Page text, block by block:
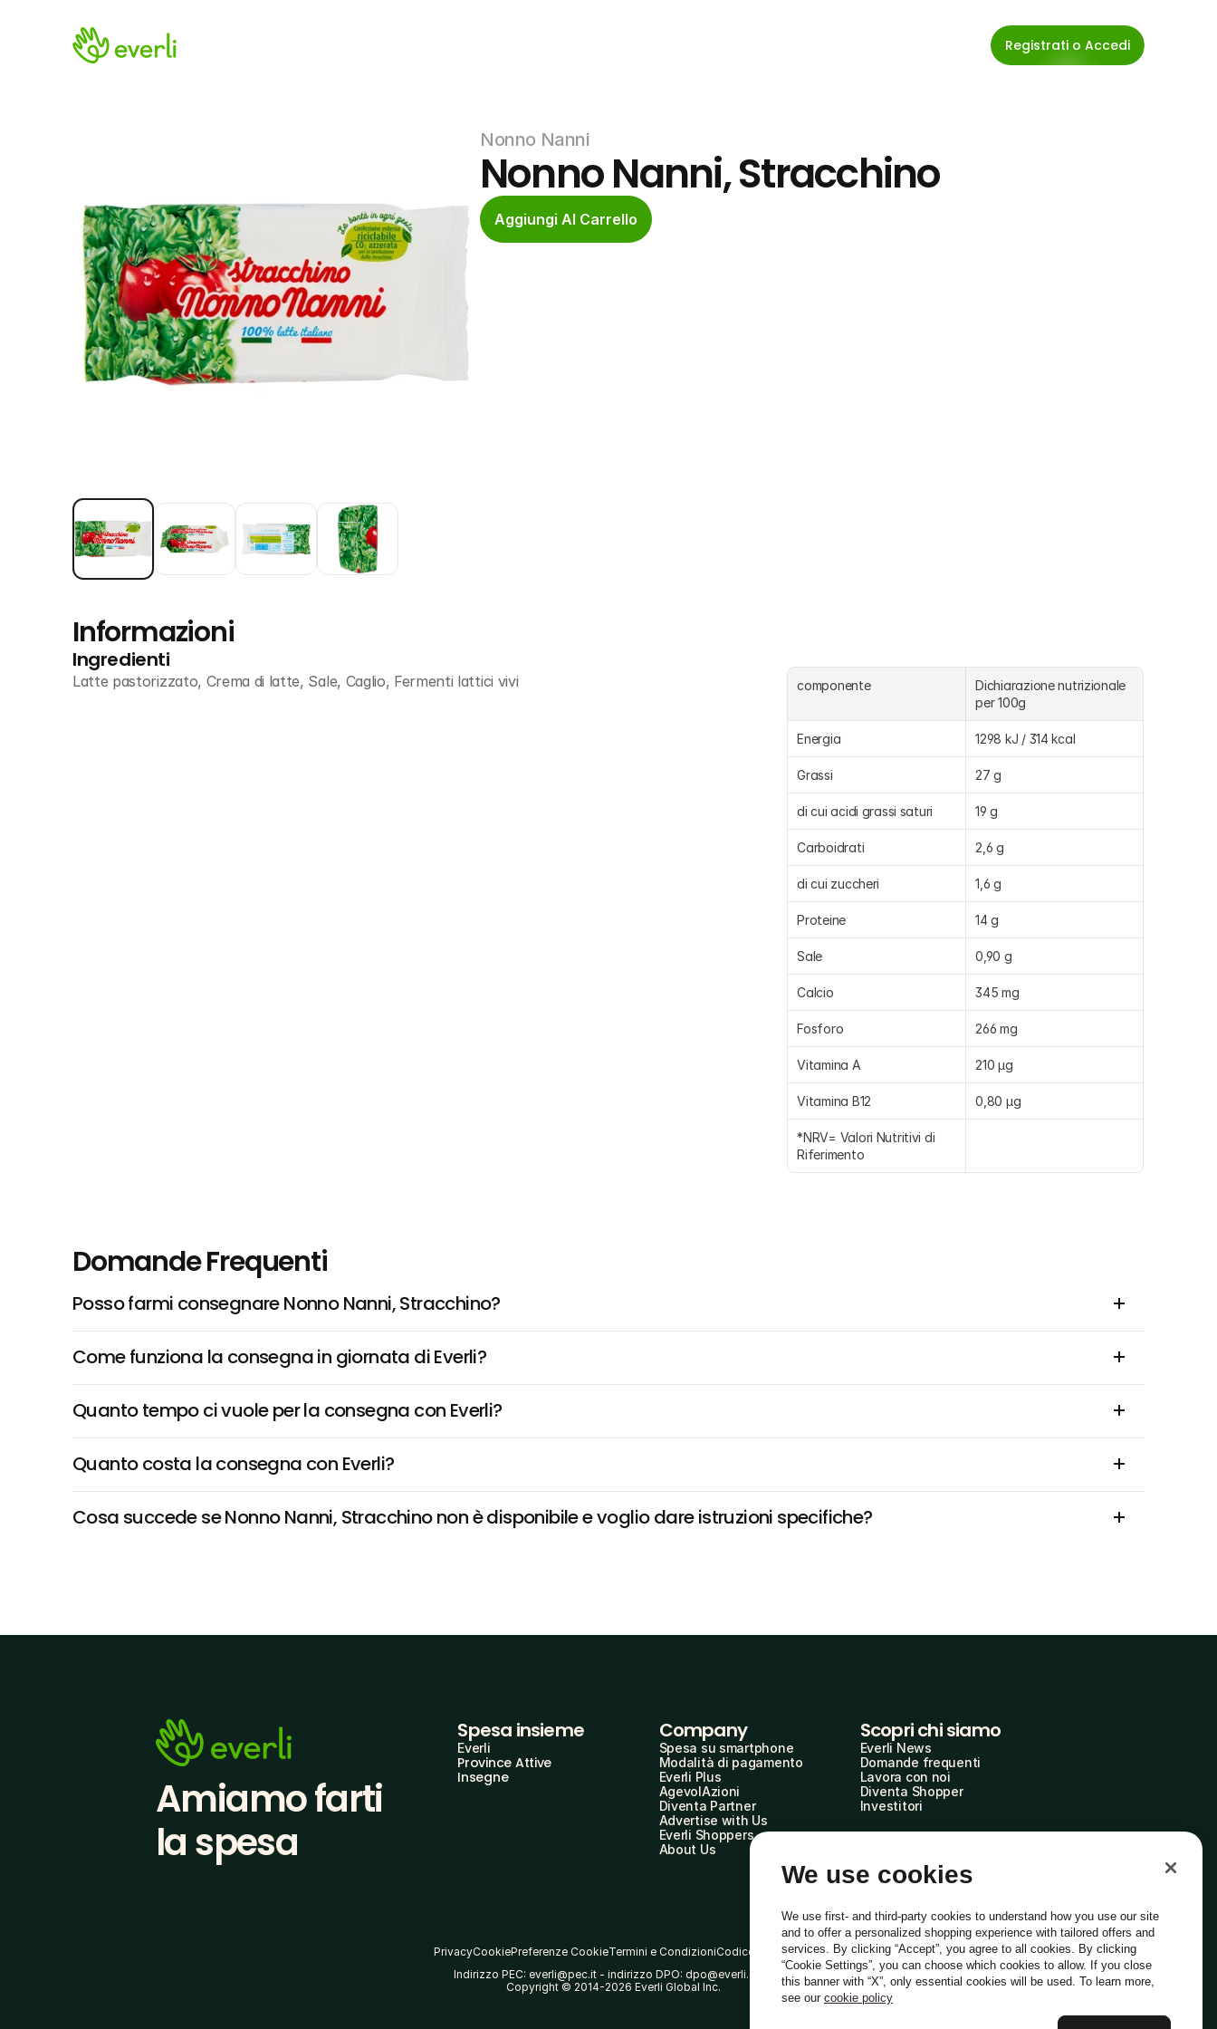
Registrati o Accedi
Nonno Nanni
Nonno Nanni, Stracchino
Aggiungi Al Carrello
Informazioni
Ingredienti
Latte pastorizzato, Crema di latte, Sale, Caglio, Fermenti lattici vivi componente
Dichiarazione nutrizionale
per 100g
Energia 1298 kJ / 314 kcal
Grassi 27 g
di cui acidi grassi saturi 19 g
Carboidrati 2,6 g
di cui zuccheri 1,6 g
Proteine 14 g
Sale 0,90 g
Calcio 345 mg
Fosforo 266 mg
Vitamina A 210 µg
Vitamina B12 0,80 µg
*NRV= Valori Nutritivi di
Riferimento
Domande Frequenti
Posso farmi consegnare Nonno Nanni, Stracchino?
Come funziona la consegna in giornata di Everli?
Quanto tempo ci vuole per la consegna con Everli?
Quanto costa la consegna con Everli?
Cosa succede se Nonno Nanni, Stracchino non è disponibile e voglio dare istruzioni specifiche?
Amiamo farti
la spesa
Spesa insieme
Everli
Province Attive
Insegne
Company
Spesa su smartphone
Modalità di pagamento
Everli Plus
AgevolAzioni
Diventa Partner
Advertise with Us
Everli Shoppers
About Us
Scopri chi siamo
Everli News
Domande frequenti
Lavora con noi
Diventa Shopper
Investitori
PrivacyCookiePreferenze CookieTermini e CondizioniCodice Etico
Indirizzo PEC: everli@pec.it - indirizzo DPO: dpo@everli.com
Copyright © 2014-2026 Everli Global Inc.
Italiano
We use cookies
We use first- and third-party cookies to understand how you use our site
and to offer a personalized shopping experience with tailored offers and
services. By clicking “Accept”, you agree to all cookies. By clicking
“Cookie Settings”, you can choose which cookies to allow. If you close
this banner with “X”, only essential cookies will be used. To learn more,
see our cookie policy